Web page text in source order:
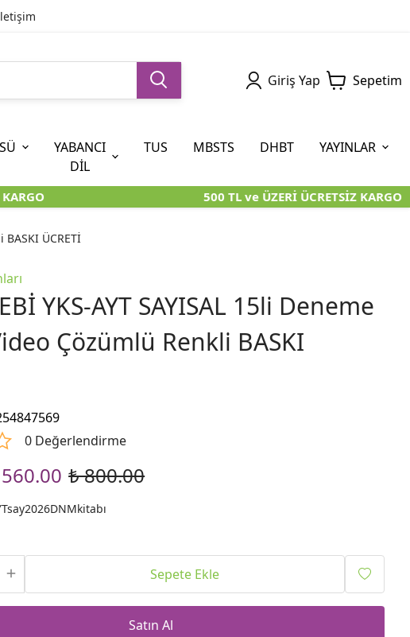
Giriş Yap Sepetim
KUTU KİTAPLARI
AYT
KUTU KİTAPLARI
ÖABT
5. SINIF (İOKBS)
YABANCI
DİL
TUS MBSTS DHBT YAYINLAR
500 TL ve ÜZERİ ÜCRETSİZ KARGO
ÜCRETİ
YKS-AYT SAYISAL 15li Deneme
Çözümlü Renkli BASKI
0 Değerlendirme
₺ 800.00
Sepete Ekle
Satın Al